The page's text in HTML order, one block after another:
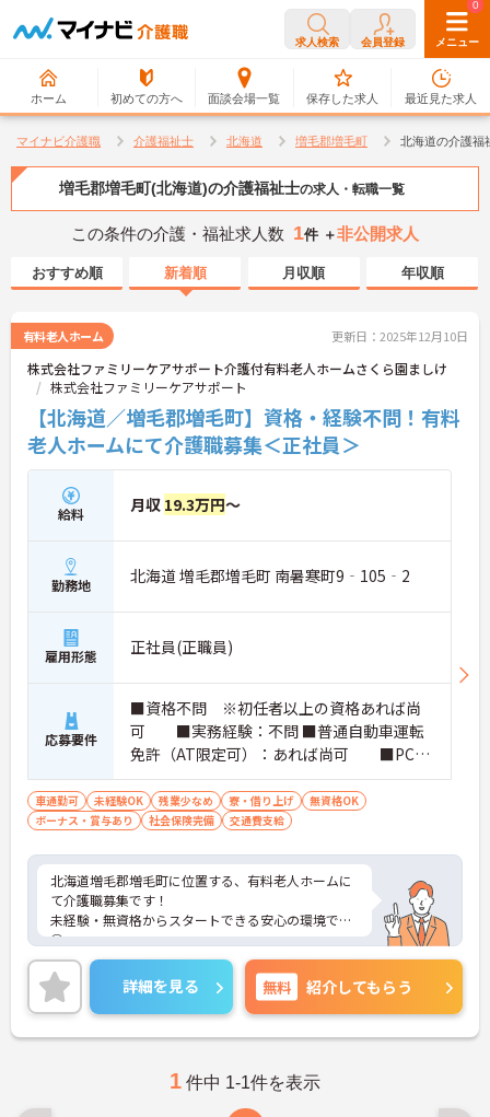
求人検索 会員登録 メニュー
ホーム 初めての方へ 面談会場一覧
0
保存した求人
0
最近見た求人
マイナビ介護職 介護福祉士 北海道 増毛郡増毛町 北海道の介護福
増毛郡増毛町(北海道)の介護福祉士の求人・転職一覧
この条件の介護・福祉求人数 1件 ＋非公開求人
おすすめ順 新着順 月収順 年収順
有料老人ホーム 更新日：2025年12月10日
株式会社ファミリーケアサポート介護付有料老人ホームさくら園ましけ
株式会社ファミリーケアサポート
【北海道／増毛郡増毛町】資格・経験不問！有料
老人ホームにて介護職募集＜正社員＞
給料 月収 19.3万円～
勤務地 北海道 増毛郡増毛町 南暑寒町9‐105‐2
雇用形態 正社員(正職員)
応募要件
■資格不問 ※初任者以上の資格あれば尚
可 ■実務経験：不問 ■普通自動車運転
免許（AT限定可）：あれば尚可 ■PCス
キル：簡単なExcel・Word、タブレット操
作
車通勤可 未経験OK 残業少なめ 寮・借り上げ
無資格OK
ボーナス・賞与あり
社会保険完備 交通費支給
北海道増毛郡増毛町に位置する、有料老人ホームに
て介護職募集です！
未経験・無資格からスタートできる安心の環境です
◎
さらに、家賃補助があるので生活面も安心です★
ご興味のある方には、面接対策ポイントなど、さら
に詳細をお話しいたしますのでお気軽にご相談くだ
さい！
詳細を見る 無料 紹介してもらう
1 件中 1-1件を表示